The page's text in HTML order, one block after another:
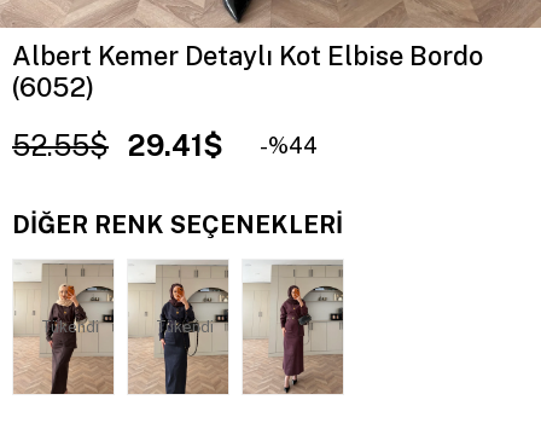
Albert Kemer Detaylı Kot Elbise Bordo
(6052)
52.55$ 29.41$ 44
DIĞER RENK SEÇENEKLERI
Tükendi Tükendi